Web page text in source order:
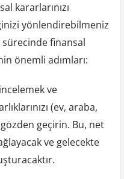
kararlarınızı
yönlendirebilmeniz
finansal
önemli adımları:
ve
(ev, araba,
gözden geçirin. Bu, net
ve gelecekte